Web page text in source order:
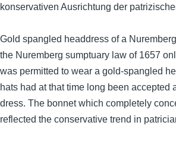
konservativen Ausrichtung der
Gold spangled headdress of a
the Nuremberg sumptuary law of 1657
was permitted to wear a gold-spangled
hats had at that time long been accepted
dress. The bonnet which completely
reflected the conservative trend in